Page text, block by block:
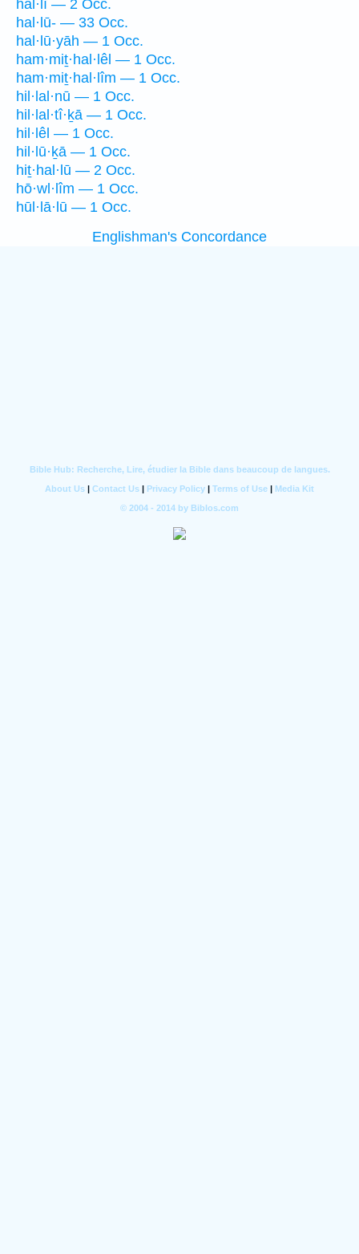
hal·lî — 2 Occ.
hal·lū- — 33 Occ.
hal·lū·yāh — 1 Occ.
ham·miṯ·hal·lêl — 1 Occ.
ham·miṯ·hal·lîm — 1 Occ.
hil·lal·nū — 1 Occ.
hil·lal·tî·ḵā — 1 Occ.
hil·lêl — 1 Occ.
hil·lū·ḵā — 1 Occ.
hiṯ·hal·lū — 2 Occ.
hō·wl·lîm — 1 Occ.
hūl·lā·lū — 1 Occ.
Englishman's Concordance